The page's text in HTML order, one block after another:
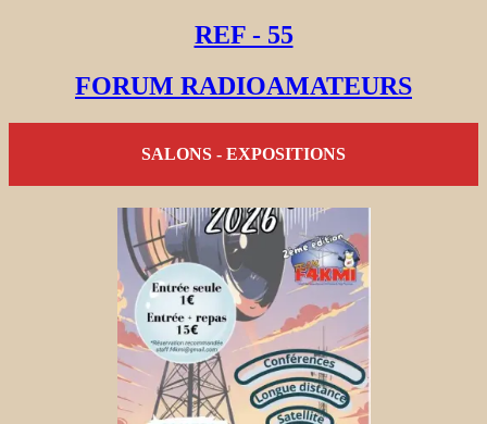
REF - 55
FORUM RADIOAMATEURS
SALONS - EXPOSITIONS